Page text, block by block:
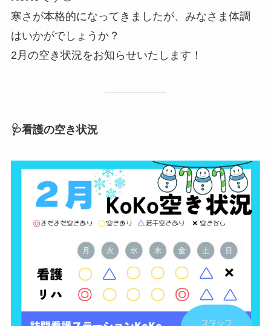
寒さが本格的になってきましたが、みなさま体調
はいかがでしょうか？
2月の空き状況をお知らせいたします！
🩺看護の空き状況